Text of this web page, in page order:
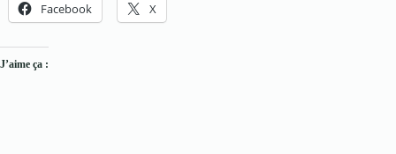
Facebook X
J’aime ça :